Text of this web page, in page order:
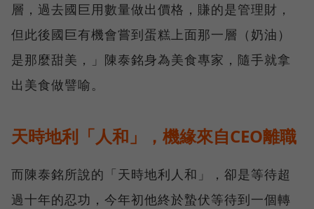
層，過去國巨用數量做出價格，賺的是管理財，
但此後國巨有機會嘗到蛋糕上面那一層（奶油）
是那麼甜美，」陳泰銘身為美食專家，隨手就拿
出美食做譬喻。
天時地利「人和」，機緣來自CEO離職
而陳泰銘所說的「天時地利人和」，卻是等待超
過十年的忍功，今年初他終於蟄伏等待到一個轉